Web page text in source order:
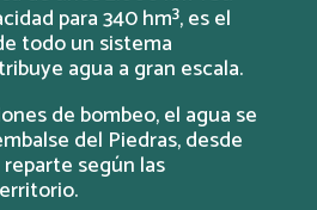
para 340 hm³, es el
todo un sistema
agua a gran escala.
de bombeo, el agua se
del Piedras, desde
según las